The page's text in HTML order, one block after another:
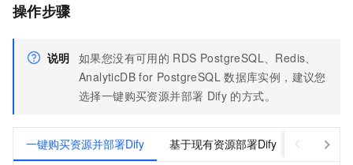
操作步骤
说明 如果您没有可用的 RDS PostgreSQL Redis
AnalyticDB for PostgreSQL 数据库实例，建议您
选择一键购买资源并部署 Dify 的方式。
一键购买资源并部署Dify 基于现有资源部署Dify